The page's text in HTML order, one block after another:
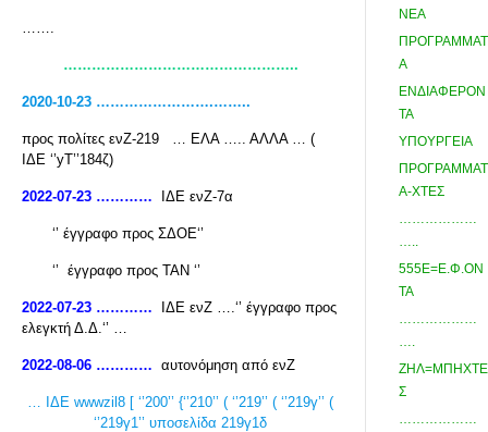
…….
…………………………………………..
2020-10-23 …………………….……..
προς πολίτες ενΖ-219 … ΕΛΑ ….. ΑΛΛΑ … (
ΙΔΕ ‘’yT’’184ζ)
2022-07-23 ………… ΙΔΕ ενΖ-7α
‘’ έγγραφο προς ΣΔΟΕ‘’
‘’ έγγραφο προς ΤΑΝ ‘’
2022-07-23 ………… ΙΔΕ ενΖ ….‘’ έγγραφο προς
ελεγκτή Δ.Δ.‘’ …
2022-08-06 ………… αυτονόμηση από ενΖ
… ΙΔΕ wwwzil8 [ ‘’200’’ {‘’210’’ ( ‘’219’’ ( ‘’219γ’’ (
‘’219γ1’’ υποσελίδα 219γ1δ
ΝΕΑ
ΠΡΟΓΡΑΜΜΑΤ
Α
ΕΝΔΙΑΦΕΡΟΝ
ΤΑ
ΥΠΟΥΡΓΕΙΑ
ΠΡΟΓΡΑΜΜΑΤ
Α-ΧΤΕΣ
………………
…..
555Ε=Ε.Φ.ΟΝ
ΤΑ
………………
….
ΖΗΛ=ΜΠΗΧΤΕ
Σ
………………